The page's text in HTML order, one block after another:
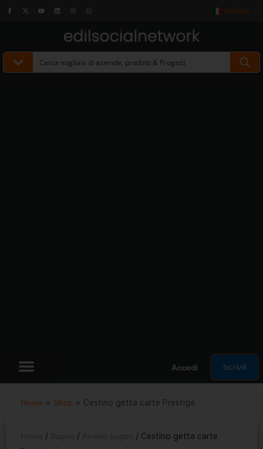
Italiano
Accedi Iscriviti
Home » Shop » Cestino getta carte Prestige
/ /
/ Cestino getta carte